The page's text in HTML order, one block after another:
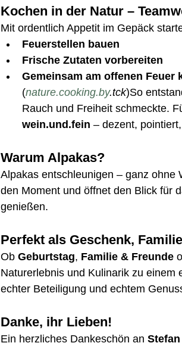
Kochen in der Natur –
Mit ordentlich Appetit im Gepäck
Feuerstellen bauen
Frische Zutaten vorbereiten
Gemeinsam am offenen Feuer
(nature.cooking.by.tck)So
Rauch und Freiheit schmeckte.
wein.und.fein – dezent,
Warum Alpakas?
Alpakas entschleunigen – ganz ohne
den Moment und öffnet den Blick für
genießen.
Perfekt als Geschenk,
Ob Geburtstag, Familie & Freunde
Naturerlebnis und Kulinarik zu einem
echter Beteiligung und echtem
Danke, ihr Lieben!
Ein herzliches Dankeschön an